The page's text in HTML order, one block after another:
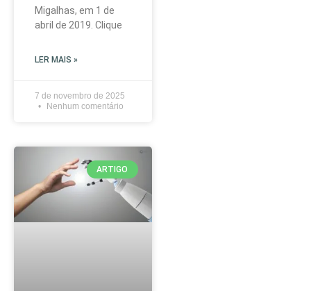
Migalhas, em 1 de
abril de 2019. Clique
LER MAIS »
7 de novembro de 2025
Nenhum comentário
ARTIGO